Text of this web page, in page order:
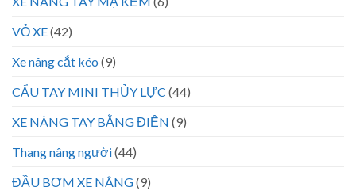
VỎ XE(42)
Xe nâng cắt kéo (9)
CẨU TAY MINI THỦY LỰC (44)
XE NÂNG TAY BẰNG ĐIỆN (9)
Thang nâng người(44)
ĐẦU BƠM XE NÂNG(9)